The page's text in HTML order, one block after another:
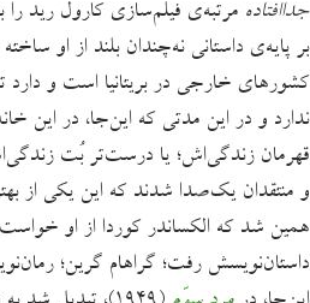
جداافتاده مرتبه‌ی فیلم‌سازی کارول رید
بر پایه‌ی داستانی نه‌چندان بلند از او
کشورهای خارجی در بریتانیا است و
ندارد و در این مدتی که این‌جا، در این
قهرمان زندگی‌اش؛ یا درست‌تر بُت
و منتقدان یک‌صدا شدند که این یکی از
همین شد که الکساندر کوردا از او
داستان‌نویسش رفت؛ گراهام گرین؛